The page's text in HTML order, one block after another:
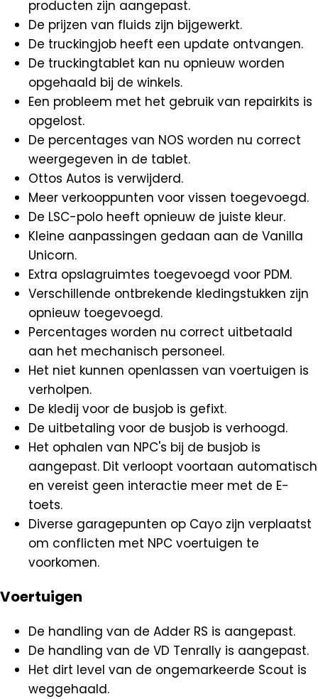
producten zijn aangepast.
De prijzen van fluids zijn bijgewerkt.
De truckingjob heeft een update ontvangen.
De truckingtablet kan nu opnieuw worden
opgehaald bij de winkels.
Een probleem met het gebruik van repairkits is
opgelost.
De percentages van NOS worden nu correct
weergegeven in de tablet.
Ottos Autos is verwijderd.
Meer verkooppunten voor vissen toegevoegd.
De LSC-polo heeft opnieuw de juiste kleur.
Kleine aanpassingen gedaan aan de Vanilla
Unicorn.
Extra opslagruimtes toegevoegd voor PDM.
Verschillende ontbrekende kledingstukken zijn
opnieuw toegevoegd.
Percentages worden nu correct uitbetaald
aan het mechanisch personeel.
Het niet kunnen openlassen van voertuigen is
verholpen.
De kledij voor de busjob is gefixt.
De uitbetaling voor de busjob is verhoogd.
Het ophalen van NPC's bij de busjob is
aangepast. Dit verloopt voortaan automatisch
en vereist geen interactie meer met de E-
toets.
Diverse garagepunten op Cayo zijn verplaatst
om conflicten met NPC voertuigen te
voorkomen.
Voertuigen
De handling van de Adder RS is aangepast.
De handling van de VD Tenrally is aangepast.
Het dirt level van de ongemarkeerde Scout is
weggehaald.